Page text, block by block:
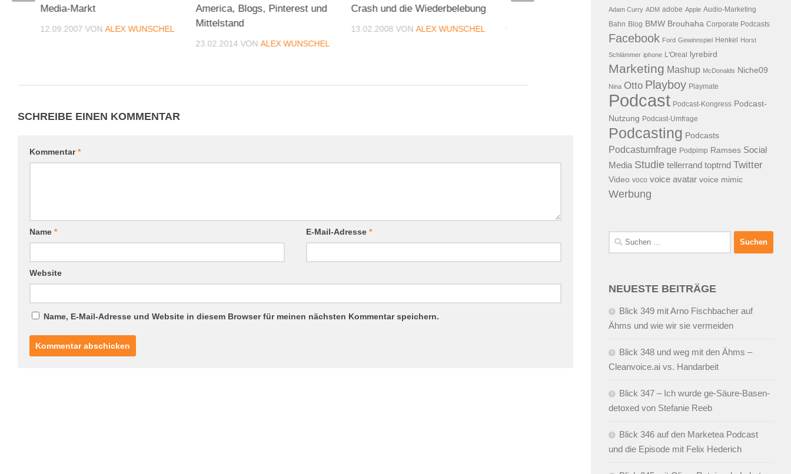
America, Blogs, Pinterest und
Mittelstand
23.02.2014 VONALEX WUNSCHEL
Crash und die Wiederbelebung
13.02.2008 VONALEX WUNSCHEL 08.11.2006 ALEX WUNSCHEL
Wolfskin, Demand Media,
OCB und Frikandeljagd von
Holland Tourismus
20.08.2010VON
Media-Markt
12.09.2007 VONALEX WUNSCHEL
SCHREIBE EINEN KOMMENTAR
Kommentar*
Name * E-Mail-Adresse*
Website
Name, E-Mail-Adresse und Website in diesem Browser für meinen nächsten Kommentar speichern.
Adam Curry ADM adobe Apple Audio-Marketing
Bahn Blog BMW Brouhaha Corporate Podcasts
Facebook Ford Gewinnspiel Henkel Horst
Schlämmer iphone L'Oreal lyrebird
Marketing Mashup McDonalds Niche09
Nina Otto Playboy Playmate
Podcast Podcast-Kongress Podcast-
Nutzung Podcast-Umfrage
Podcasting Podcasts
Podcastumfrage Podpimp Ramses Social
Media Studie tellerrand toptrnd Twitter
Video voco voice avatar voice mimic
Werbung
Suchen
nach:
NEUESTE BEITRÄGE
Blick 349 mit Arno Fischbacher auf
Ähms und wie wir sie vermeiden
Blick 348 und weg mit den Ähms –
Cleanvoice.ai vs. Handarbeit
Blick 347 – Ich wurde ge-Säure-Basen-
detoxed von Stefanie Reeb
Blick 346 auf den Marketea Podcast
und die Episode mit Felix Hederich